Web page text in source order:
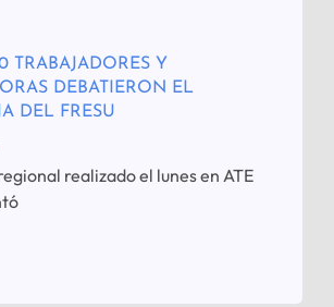
TRABAJADORES Y
DEBATIERON EL
DEL FRESU
realizado el lunes en ATE